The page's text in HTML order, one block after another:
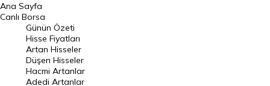
BIST 100 Hisseleri
En Çok Artan Hisseler
En Çok Düşen Hisseler
Hacmi Artanlar
Ana Sayfa
Canlı Borsa
Günün Özeti
Hisse Fiyatları
Artan Hisseler
Düşen Hisseler
Hacmi Artanlar
Adedi Artanlar